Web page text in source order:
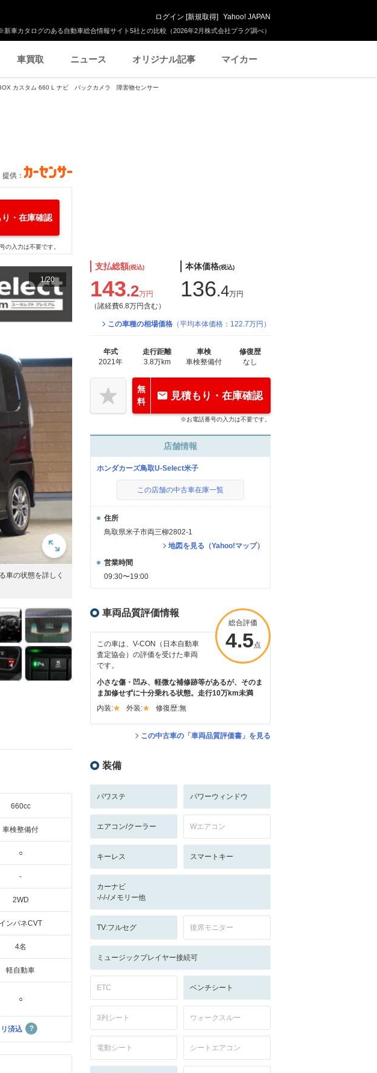
新車カタログのある自動車総合情報サイト5社との比較（2026年2月株式会社プラグ調べ）
ログイン [新規取得] Yahoo! JAPAN
車買取 ニュース オリジナル記事 マイカー
カスタム 660 L ナビ バックカメラ 障害物センサー
提供：
り・在庫確認
の入力は不要です。
1/20
車の状態を詳しく
660cc
車検整備付
○
-
2WD
インパネCVT
4名
軽自動車
○
リ済込
支払総額(税込)
143.2万円
（諸経費6.8万円含む）
本体価格(税込)
136.4万円
この車種の相場価格 （平均本体価格：122.7万円）
年式
2021年
走行距離
3.8万km
車検
車検整備付
修復歴
なし
無
料
見積もり・在庫確認
※お電話番号の入力は不要です。
店舗情報
ホンダカーズ鳥取U-Select米子
この店舗の中古車在庫一覧
住所
鳥取県米子市両三柳2802-1
地図を見る（Yahoo!マップ）
営業時間
09:30〜19:00
車両品質評価情報
総合評価
4.5点
この車は、V-CON（日本自動車
査定協会）の評価を受けた車両
です。
小さな傷・凹み、軽微な補修跡等があるが、そのま
ま加修せずに十分乗れる状態。走行10万km未満
内装:
外装: 修復歴:無
この中古車の「車両品質評価書」を見る
装備
パワステ パワーウィンドウ
エアコン/クーラー Wエアコン
キーレス スマートキー
カーナビ
-/-/-/メモリー他
TV:フルセグ 後席モニター
ミュージックプレイヤー接続可
ETC ベンチシート
3列シート ウォークスルー
電動シート シートエアコン